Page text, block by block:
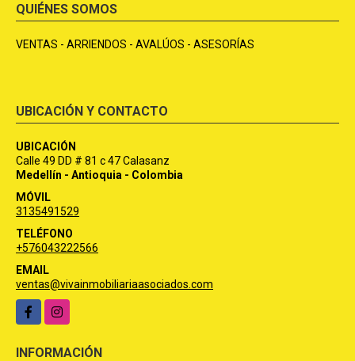
QUIÉNES SOMOS
VENTAS - ARRIENDOS - AVALÚOS - ASESORÍAS
UBICACIÓN Y CONTACTO
UBICACIÓN
Calle 49 DD # 81 c 47 Calasanz
Medellín - Antioquia - Colombia
MÓVIL
3135491529
TELÉFONO
+576043222566
EMAIL
ventas@vivainmobiliariaasociados.com
FacebookInstagram
INFORMACIÓN